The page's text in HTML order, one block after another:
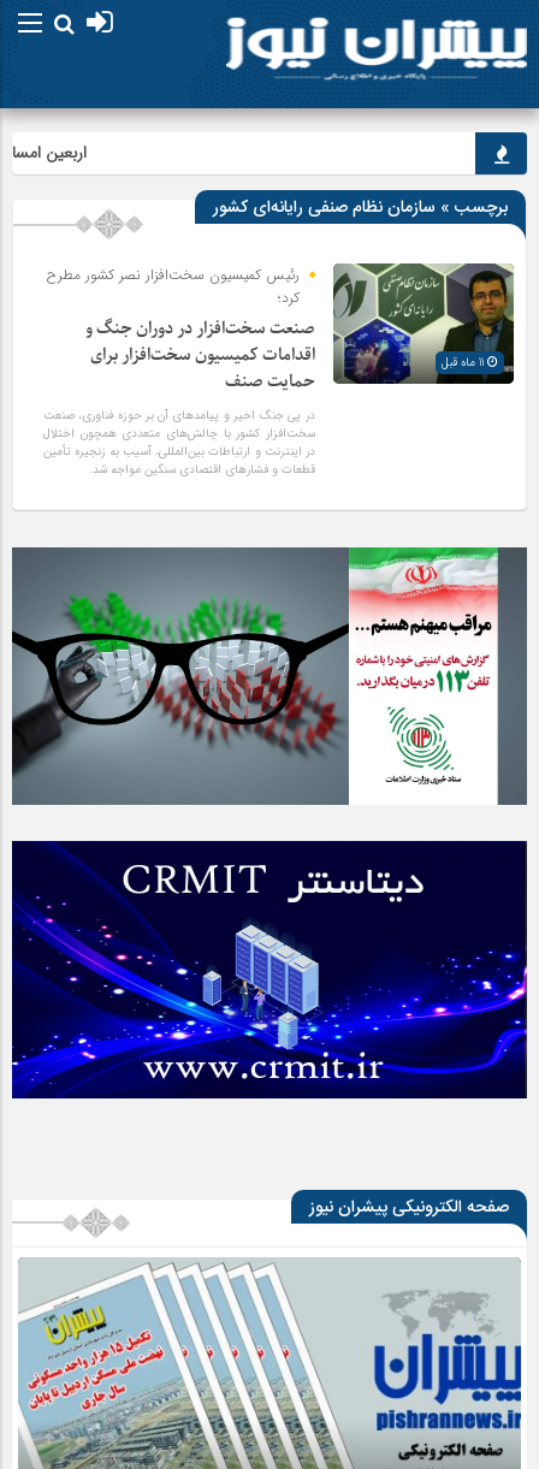
اربعین امسال
برچسب » سازمان نظام صنفی رایانه‌ای کشور
رئیس کمیسیون سخت‌افزار نصر کشور مطرح
کرد؛
صنعت سخت‌افزار در دوران جنگ و
اقدامات کمیسیون سخت‌افزار برای
حمایت صنف
در پی جنگ اخیر و پیامدهای آن بر حوزه فناوری، صنعت
سخت‌افزار کشور با چالش‌های متعددی همچون اختلال
در اینترنت و ارتباطات بین‌المللی، آسیب به زنجیره تأمین
قطعات و فشارهای اقتصادی سنگین مواجه شد.
صفحه الکترونیکی پیشران نیوز